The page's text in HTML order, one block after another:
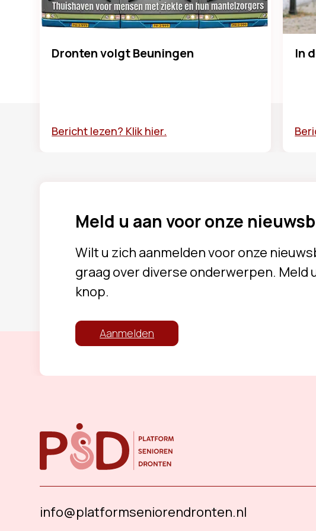
Dronten volgt Beuningen
Bericht lezen? Klik hier.
In
Meld u aan voor onze
Wilt u zich aanmelden voor onze
graag over diverse onderwerpen. Meld
knop.
Aanmelden
info@platformseniorendronten.nl